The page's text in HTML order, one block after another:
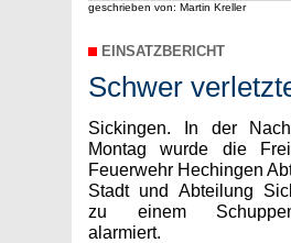
geschrieben von: Martin Kreller
EINSATZBERICHT
Schwer
Sickingen. In der
Montag wurde die
Feuerwehr Hechingen
Stadt und Abteilung
zu einem
alarmiert.